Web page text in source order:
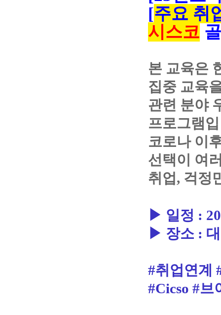
[주요 취
시스코
본 교육은
집중 교육
관련 분야
프로그램
코로나 이
선택이 여
취업, 걱정
▶ 일정 :
▶ 장소 :
#취업연계
#Cicso #브